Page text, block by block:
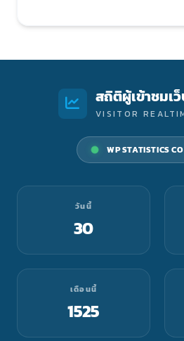
สถิติผู้เข้าชมเ
VISITOR
WP STATISTICS
วันนี้
30
เดือนนี้
1525